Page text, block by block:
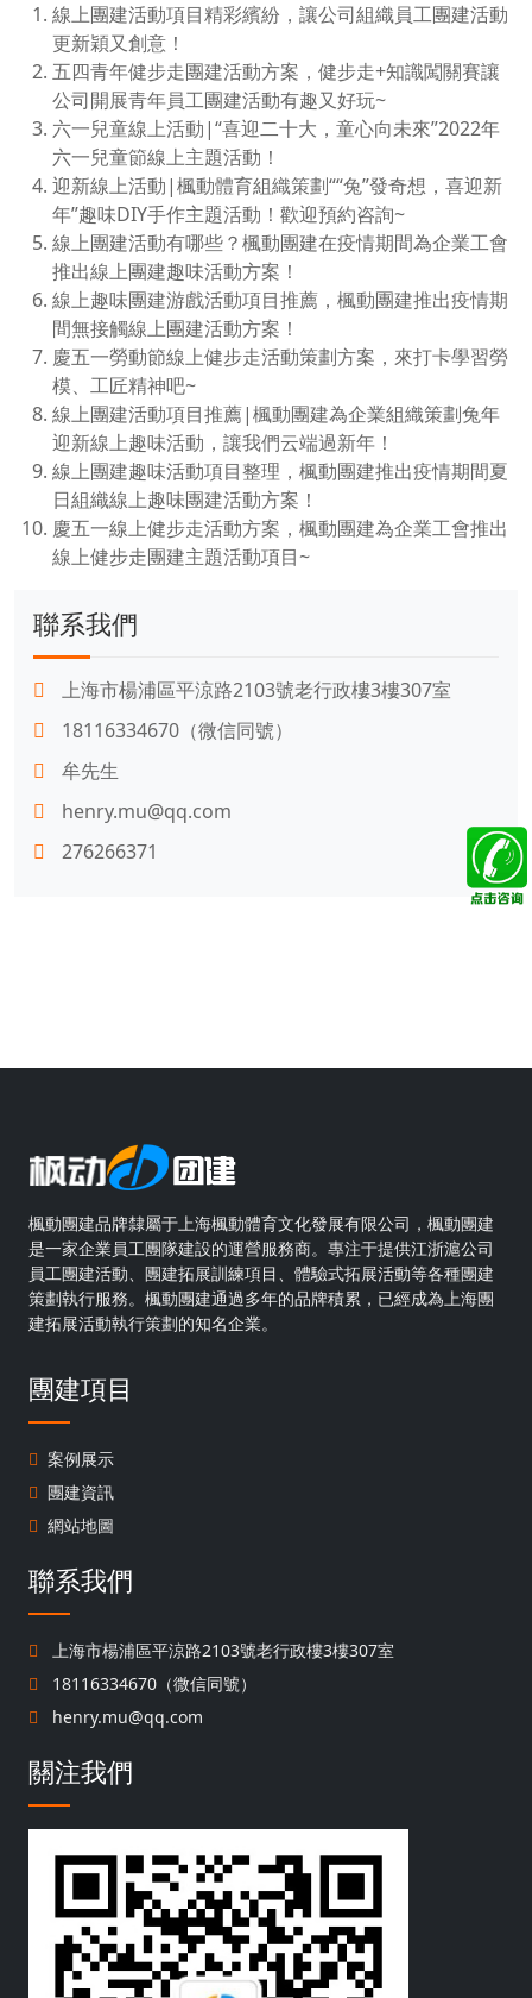
線上團建活動項目精彩繽紛，讓公司組織員工團建活動
更新穎又創意！
五四青年健步走團建活動方案，健步走+知識闖關賽讓
公司開展青年員工團建活動有趣又好玩~
六一兒童線上活動|“喜迎二十大，童心向未來”2022年
六一兒童節線上主題活動！
迎新線上活動|楓動體育組織策劃““兔”發奇想，喜迎新
年”趣味DIY手作主題活動！歡迎預約咨詢~
線上團建活動有哪些？楓動團建在疫情期間為企業工會
推出線上團建趣味活動方案！
線上趣味團建游戲活動項目推薦，楓動團建推出疫情期
間無接觸線上團建活動方案！
慶五一勞動節線上健步走活動策劃方案，來打卡學習勞
模、工匠精神吧~
線上團建活動項目推薦|楓動團建為企業組織策劃兔年
迎新線上趣味活動，讓我們云端過新年！
線上團建趣味活動項目整理，楓動團建推出疫情期間夏
日組織線上趣味團建活動方案！
慶五一線上健步走活動方案，楓動團建為企業工會推出
線上健步走團建主題活動項目~
聯系我們
上海市楊浦區平涼路2103號老行政樓3樓307室
18116334670（微信同號）
牟先生
henry.mu@qq.com
276266371
楓動團建品牌隸屬于上海楓動體育文化發展有限公司，楓動團建
是一家企業員工團隊建設的運營服務商。專注于提供江浙滬公司
員工團建活動、團建拓展訓練項目、體驗式拓展活動等各種團建
策劃執行服務。楓動團建通過多年的品牌積累，已經成為上海團
建拓展活動執行策劃的知名企業。
團建項目
案例展示
團建資訊
網站地圖
聯系我們
上海市楊浦區平涼路2103號老行政樓3樓307室
18116334670（微信同號）
henry.mu@qq.com
關注我們